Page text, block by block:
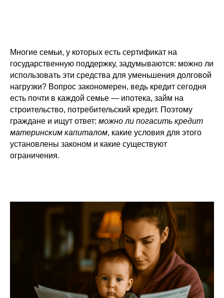
Многие семьи, у которых есть сертификат на
государственную поддержку, задумываются: можно ли
использовать эти средства для уменьшения долговой
нагрузки? Вопрос закономерен, ведь кредит сегодня
есть почти в каждой семье — ипотека, займ на
строительство, потребительский кредит. Поэтому
граждане и ищут ответ: можно ли погасить кредит
материнским капиталом, какие условия для этого
установлены законом и какие существуют
ограничения.